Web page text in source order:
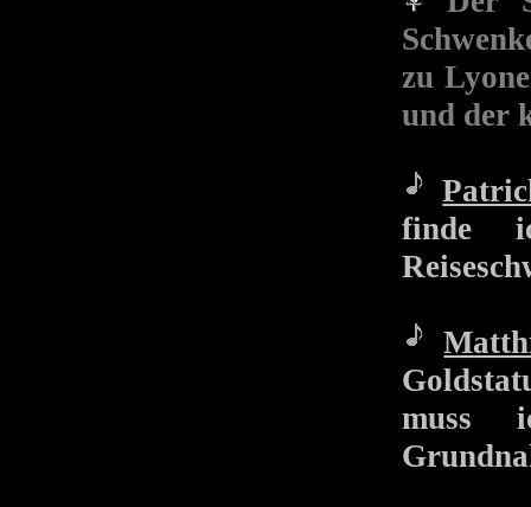
zu
und der
finde
muss